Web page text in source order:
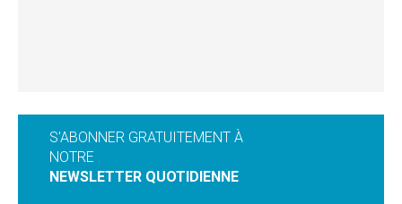
S'ABONNER GRATUITEMENT À
NOTRE
NEWSLETTER QUOTIDIENNE